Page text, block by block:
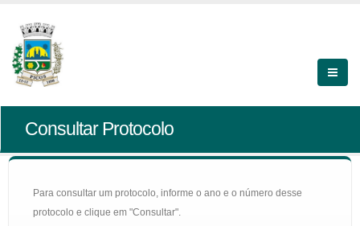
Consultar Protocolo
Para consultar um protocolo, informe o ano e o número desse
protocolo e clique em "Consultar".